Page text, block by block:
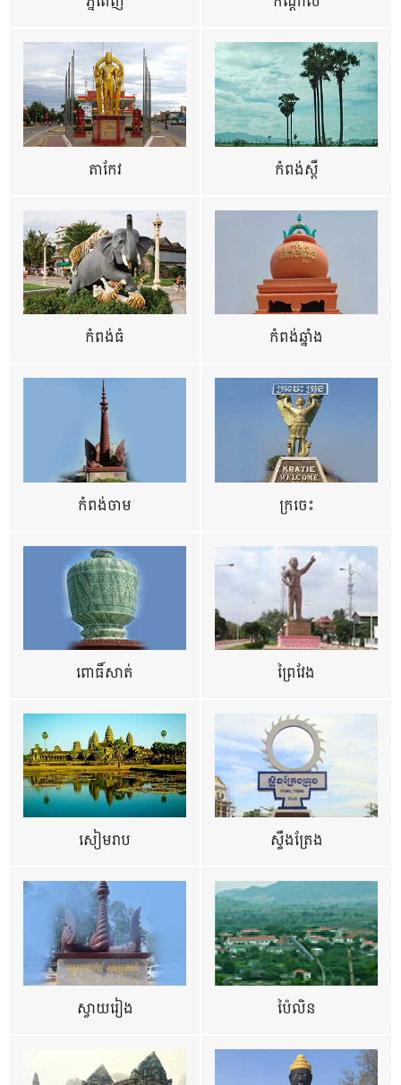
តាកែវ កំពង់ស្ពឺ
កំពង់ធំ កំពង់ឆ្នាំង
កំពង់ចាម ក្រចេះ
ពោធិ៍សាត់ ព្រៃវែង
សៀមរាប ស្ទឹងត្រែង
ស្វាយរៀង ប៉ៃលិន